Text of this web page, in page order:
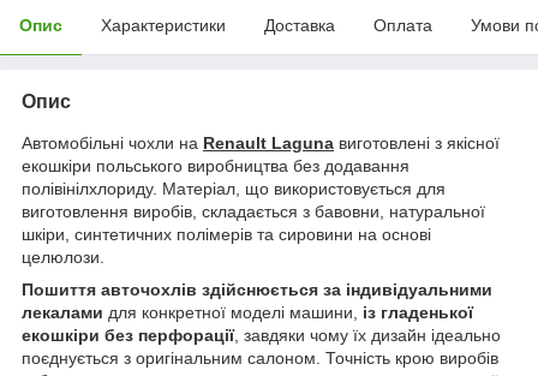
Опис Характеристики Доставка Оплата Умови
Опис
Автомобільні чохли на Renault Laguna виготовлені з якісної
екошкіри польського виробництва без додавання
полівінілхлориду. Матеріал, що використовується для
виготовлення виробів, складається з бавовни, натуральної
шкіри, синтетичних полімерів та сировини на основі
целюлози.
Пошиття авточохлів здійснюється за індивідуальними
лекалами для конкретної моделі машини, із гладенької
екошкіри без перфорації, завдяки чому їх дизайн ідеально
поєднується з оригінальним салоном. Точність крою виробів